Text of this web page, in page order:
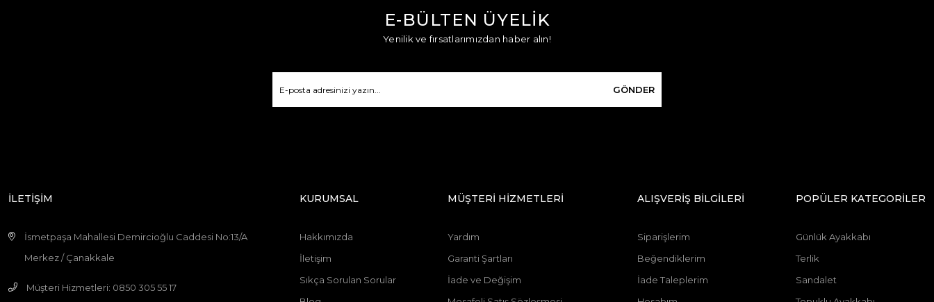
E-BÜLTEN ÜYELİK
Yenilik ve fırsatlarımızdan haber alın!
GÖNDER
İLETİŞİM
İsmetpaşa Mahallesi Demircioğlu Caddesi No:13/A
Merkez / Çanakkale
Müşteri Hizmetleri: 0850 305 55 17
KURUMSAL
Hakkımızda
İletişim
Sıkça Sorulan Sorular
MÜŞTERİ HİZMETLERİ
Yardım
Garanti Şartları
İade ve Değişim
ALIŞVERİŞ BİLGİLERİ
Siparişlerim
Beğendiklerim
İade Taleplerim
POPÜLER KATEGORİLER
Günlük Ayakkabı
Terlik
Sandalet